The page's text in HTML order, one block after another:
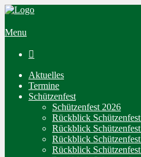
Menu

Aktuelles
Termine
Schützenfest
Schützenfest 2026
Rückblick
Rückblick
Rückblick
Rückblick